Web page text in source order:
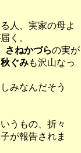
人、実家の母よ
く。
さねかづらの実が
秋ぐみも沢山なっ
みなんだそう
うもの、折々
が報告されま